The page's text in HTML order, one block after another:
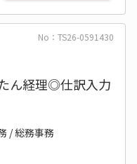
No：TS26-0591430
ん経理◎仕訳入力
/ 総務事務